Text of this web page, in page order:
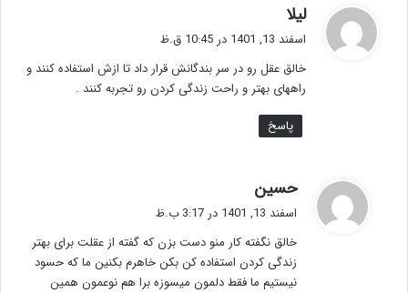
لیلا
:
اسفند 13, 1401 در 10:45 ق.ظ
خالق عقل رو در سر بندگانش قرار داد تا ازش استفاده کنند و
راههای بهتر و راحت زندگی کردن رو تجربه کنند .
پاسخ
حسین
:
اسفند 13, 1401 در 3:17 ب.ظ
خالق نگفته کار منو دست بزن که گفته از عقلت برای بهتر
زندگی کردن استفاده کن بکن خاهرم بکنین ما که حسود
نیستیم ما فقط دلمون میسوزه برا هم نوعمون همین